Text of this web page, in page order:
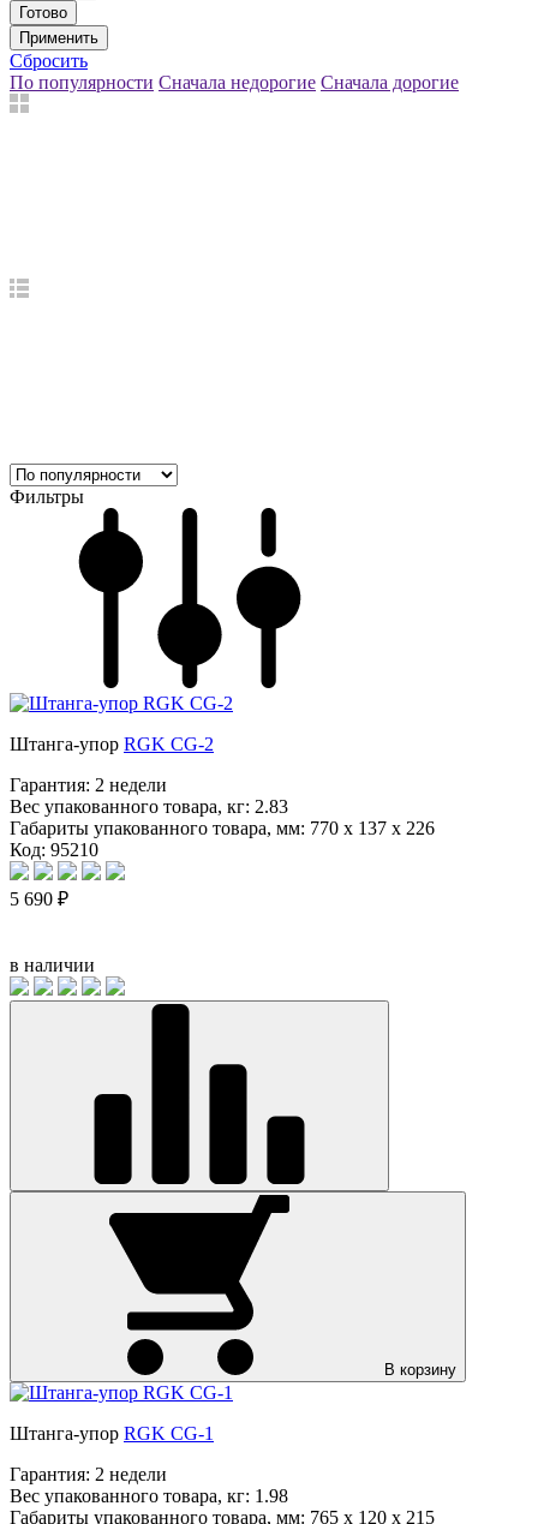
Готово
Применить
Сбросить
По популярности Сначала недорогие Сначала дорогие
Фильтры
Штанга-упор RGK CG-2
Гарантия: 2 недели
Вес упакованного товара, кг: 2.83
Габариты упакованного товара, мм: 770 x 137 x 226
Код: 95210
5 690 ₽
в наличии
В корзину
Штанга-упор RGK CG-1
Гарантия: 2 недели
Вес упакованного товара, кг: 1.98
Габариты упакованного товара, мм: 765 x 120 x 215